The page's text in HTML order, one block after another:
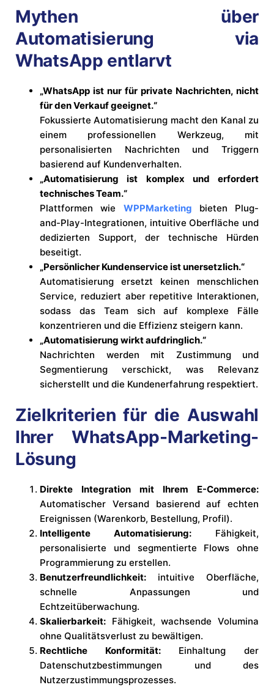
Mythen über
Automatisierung via
WhatsApp entlarvt
„WhatsApp ist nur für private Nachrichten, nicht
für den Verkauf geeignet.“
Fokussierte Automatisierung macht den Kanal zu
einem professionellen Werkzeug, mit
personalisierten Nachrichten und Triggern
basierend auf Kundenverhalten.
„Automatisierung ist komplex und erfordert
technisches Team.“
Plattformen wie WPPMarketing bieten Plug-
and-Play-Integrationen, intuitive Oberfläche und
dedizierten Support, der technische Hürden
beseitigt.
„Persönlicher Kundenservice ist unersetzlich.“
Automatisierung ersetzt keinen menschlichen
Service, reduziert aber repetitive Interaktionen,
sodass das Team sich auf komplexe Fälle
konzentrieren und die Effizienz steigern kann.
„Automatisierung wirkt aufdringlich.“
Nachrichten werden mit Zustimmung und
Segmentierung verschickt, was Relevanz
sicherstellt und die Kundenerfahrung respektiert.
Zielkriterien für die Auswahl
Ihrer WhatsApp-Marketing-
Lösung
Direkte Integration mit Ihrem E-Commerce:
Automatischer Versand basierend auf echten
Ereignissen (Warenkorb, Bestellung, Profil).
Intelligente Automatisierung: Fähigkeit,
personalisierte und segmentierte Flows ohne
Programmierung zu erstellen.
Benutzerfreundlichkeit: intuitive Oberfläche,
schnelle Anpassungen und
Echtzeitüberwachung.
Skalierbarkeit: Fähigkeit, wachsende Volumina
ohne Qualitätsverlust zu bewältigen.
Rechtliche Konformität:Einhaltung der
Datenschutzbestimmungen und des
Nutzerzustimmungsprozesses.